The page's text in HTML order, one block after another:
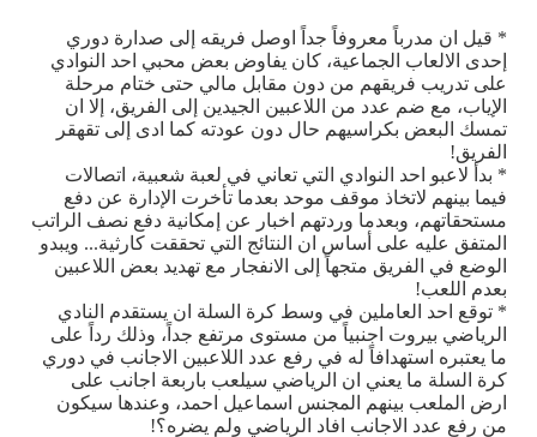
* قيل ان مدرباً معروفاً جداً اوصل فريقه إلى صدارة دوري
إحدى الالعاب الجماعية، كان يفاوض بعض محبي احد النوادي
على تدريب فريقهم من دون مقابل مالي حتى ختام مرحلة
الإياب، مع ضم عدد من اللاعبين الجيدين إلى الفريق، إلا ان
تمسك البعض بكراسيهم حال دون عودته كما ادى إلى تقهقر
الفريق!
* بدأ لاعبو احد النوادي التي تعاني في لعبة شعبية، اتصالات
فيما بينهم لاتخاذ موقف موحد بعدما تأخرت الإدارة عن دفع
مستحقاتهم، وبعدما وردتهم اخبار عن إمكانية دفع نصف الراتب
المتفق عليه على أساس ان النتائج التي تحققت كارثية... ويبدو
الوضع في الفريق متجهاً إلى الانفجار مع تهديد بعض اللاعبين
بعدم اللعب!
* توقع احد العاملين في وسط كرة السلة ان يستقدم النادي
الرياضي بيروت اجنبياً من مستوى مرتفع جداً، وذلك رداً على
ما يعتبره استهدافاً له في رفع عدد اللاعبين الاجانب في دوري
كرة السلة ما يعني ان الرياضي سيلعب باربعة اجانب على
ارض الملعب بينهم المجنس اسماعيل احمد، وعندها سيكون
من رفع عدد الاجانب افاد الرياضي ولم يضره؟!